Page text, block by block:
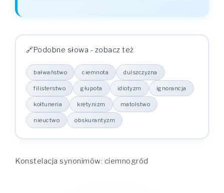
Podobne słowa - zobacz też
bałwaństwo ciemnota dulszczyzna
filisterstwo głupota idiotyzm ignorancja
kołtuneria kretynizm matolstwo
nieuctwo obskurantyzm
Konstelacja synonimów: ciemnogród